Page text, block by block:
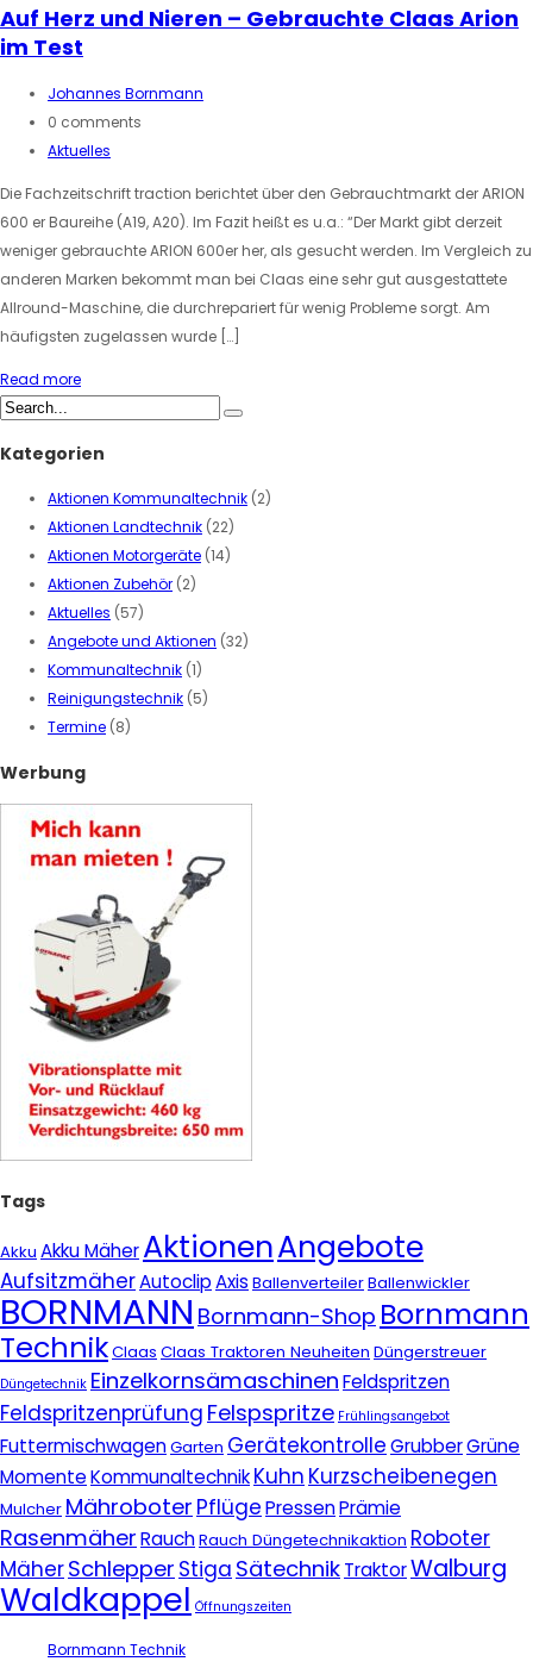
Auf Herz und Nieren – Gebrauchte Claas Arion
im Test
Johannes Bornmann
0 comments
Aktuelles
Die Fachzeitschrift traction berichtet über den Gebrauchtmarkt der ARION
600 er Baureihe (A19, A20). Im Fazit heißt es u.a.: “Der Markt gibt derzeit
weniger gebrauchte ARION 600er her, als gesucht werden. Im Vergleich zu
anderen Marken bekommt man bei Claas eine sehr gut ausgestattete
Allround-Maschine, die durchrepariert für wenig Probleme sorgt. Am
häufigsten zugelassen wurde […]
Read more
Kategorien
Aktionen Kommunaltechnik (2)
Aktionen Landtechnik (22)
Aktionen Motorgeräte (14)
Aktionen Zubehör (2)
Aktuelles (57)
Angebote und Aktionen (32)
Kommunaltechnik (1)
Reinigungstechnik (5)
Termine (8)
Werbung
Tags
Akku Akku MäherAktionenAngebote
AufsitzmäherAutoclipAxis BallenverteilerBallenwickler
BORNMANN Bornmann-Shop Bornmann
TechnikClaas Claas Traktoren Neuheiten Düngerstreuer
Düngetechnik EinzelkornsämaschinenFeldspritzen
Feldspritzenprüfung Felspspritze Frühlingsangebot
FuttermischwagenGarten GerätekontrolleGrubberGrüne
MomenteKommunaltechnikKuhn Kurzscheibenegen
Mulcher Mähroboter PflügePressenPrämie
RasenmäherRauchRauch Düngetechnikaktion Roboter
MäherSchlepper Stiga SätechnikTraktorWalburg
Waldkappel Öffnungszeiten
Bornmann Technik